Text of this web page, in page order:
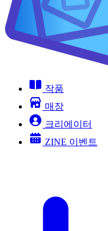
작품
매장
크리에이터
ZINE 이벤트